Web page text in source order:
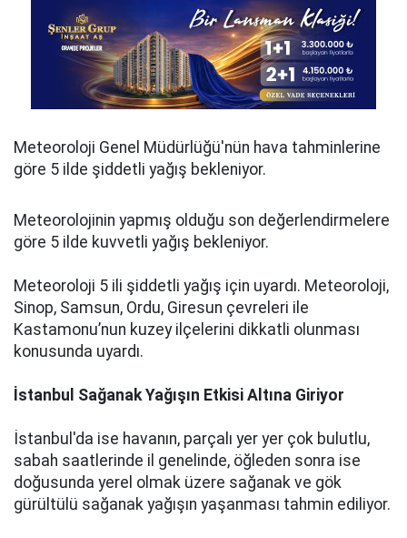
Meteoroloji Genel Müdürlüğü'nün hava tahminlerine
göre 5 ilde şiddetli yağış bekleniyor.
Meteorolojinin yapmış olduğu son değerlendirmelere
göre 5 ilde kuvvetli yağış bekleniyor.
Meteoroloji 5 ili şiddetli yağış için uyardı. Meteoroloji,
Sinop, Samsun, Ordu, Giresun çevreleri ile
Kastamonu’nun kuzey ilçelerini dikkatli olunması
konusunda uyardı.
İstanbul Sağanak Yağışın Etkisi Altına Giriyor
İstanbul'da ise havanın, parçalı yer yer çok bulutlu,
sabah saatlerinde il genelinde, öğleden sonra ise
doğusunda yerel olmak üzere sağanak ve gök
gürültülü sağanak yağışın yaşanması tahmin ediliyor.